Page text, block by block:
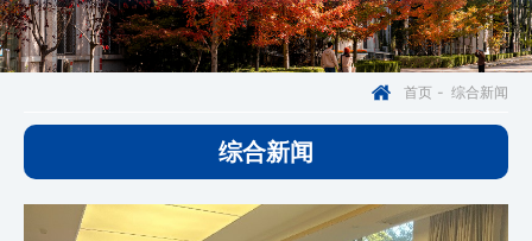
首页 - 综合新闻
综合新闻